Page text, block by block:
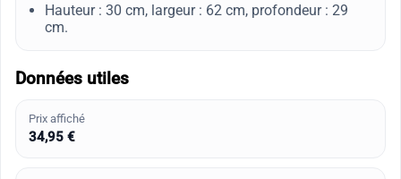
Hauteur : 30 cm, largeur : 62 cm, profondeur : 29
cm.
Données utiles
Prix affiché
34,95 €